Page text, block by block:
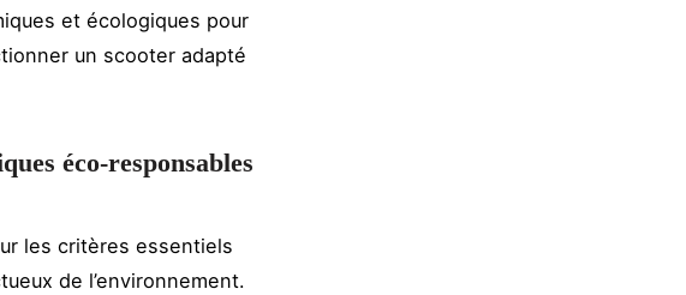
et écologiques pour
un scooter adapté
éco-responsables
les critères essentiels
de l’environnement.